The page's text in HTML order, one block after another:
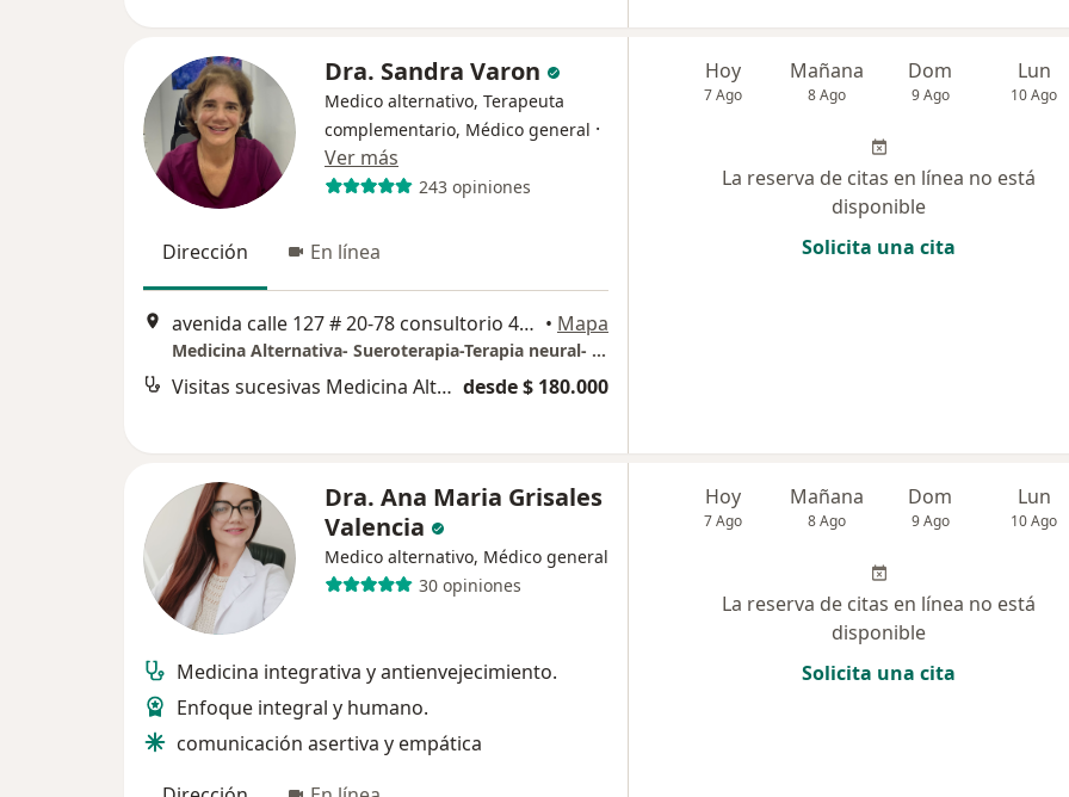
Dra. Sandra Varon
Medico alternativo, Terapeuta
complementario, Médico general ·
Ver más
243 opiniones
Dirección En línea
avenida calle 127 # 20-78 consultorio 428, Bogotá • Mapa
Medicina Alternativa- Sueroterapia-Terapia neural- Homeopatia
Visitas sucesivas Medicina Alternativa desde $ 180.000
Hoy
7 Ago
Mañana
8 Ago
Dom
9 Ago
Lun
10 Ago
La reserva de citas en línea no está
disponible
Solicita una cita
Dra. Ana Maria Grisales
Valencia
Medico alternativo, Médico general
30 opiniones
Medicina integrativa y antienvejecimiento.
Enfoque integral y humano.
comunicación asertiva y empática
Hoy
7 Ago
Mañana
8 Ago
Dom
9 Ago
Lun
10 Ago
La reserva de citas en línea no está
disponible
Solicita una cita